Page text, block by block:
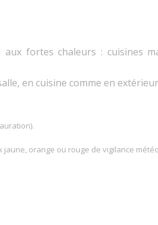
fortes chaleurs : cuisines
en cuisine comme en
orange ou rouge de vigilance